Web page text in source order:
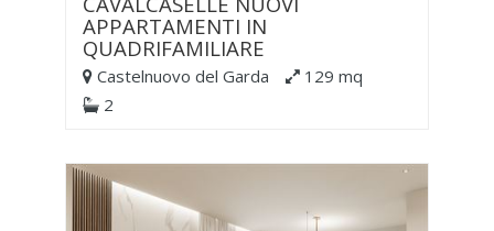
APPARTAMENTI IN
QUADRIFAMILIARE
Castelnuovo del Garda
129 mq
2